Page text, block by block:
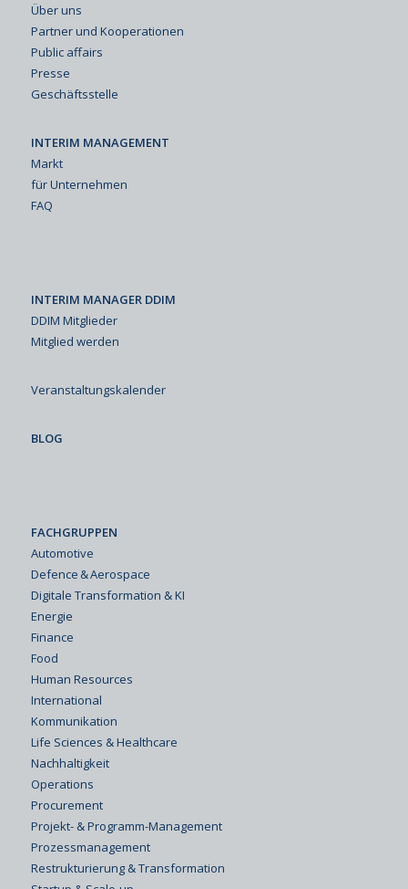
Über uns
Partner und Kooperationen
Public affairs
Presse
Geschäftsstelle
INTERIM MANAGEMENT
Markt
für Unternehmen
FAQ
INTERIM MANAGER DDIM
DDIM Mitglieder
Mitglied werden
Veranstaltungskalender
BLOG
FACHGRUPPEN
Automotive
Defence & Aerospace
Digitale Transformation & KI
Energie
Finance
Food
Human Resources
International
Kommunikation
Life Sciences & Healthcare
Nachhaltigkeit
Operations
Procurement
Projekt- & Programm-Management
Prozessmanagement
Restrukturierung & Transformation